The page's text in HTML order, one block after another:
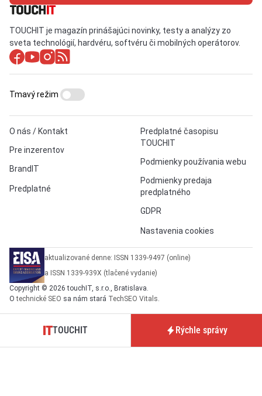
TOUCHIT je magazín prinášajúci novinky, testy a analýzy zo
sveta technológií, hardvéru, softvéru či mobilných operátorov.
O nás / Kontakt
Pre inzerentov
BrandIT
Predplatné
Predplatné časopisu
TOUCHIT
Podmienky používania webu
Podmienky predaja
predplatného
GDPR
Nastavenia cookies
Tmavý režim
aktualizované denne: ISSN 1339-9497 (online)
a ISSN 1339-939X (tlačené vydanie)
Copyright © 2026 touchIT, s.r.o., Bratislava.
Otechnické SEO sa nám stará TechSEO Vitals
TOUCHIT Rýchle správy